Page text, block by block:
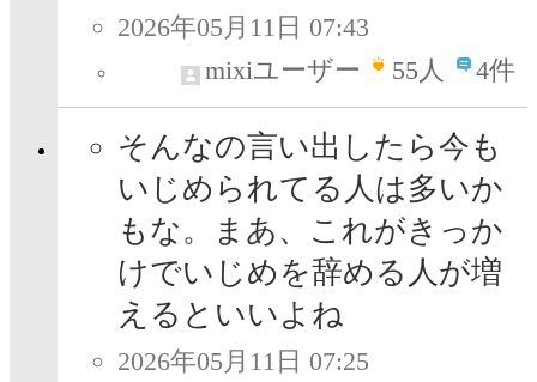
2026年05月11日 07:43
mixiユーザー
55人 4件
そんなの言い出したら今も
いじめられてる人は多いか
もな。まあ、これがきっか
けでいじめを辞める人が増
えるといいよね
2026年05月11日 07:25